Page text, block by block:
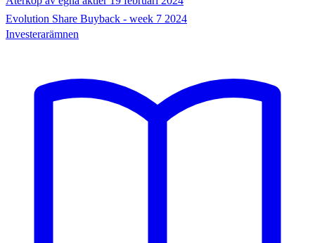
Evolution Share Buyback - week 7 2024
Investerarämnen